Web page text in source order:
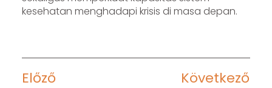
kesehatan menghadapi krisis di masa depan.
Előző Következő